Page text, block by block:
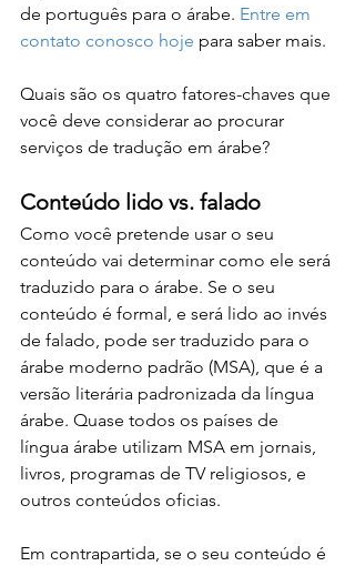
de português para o árabe. Entre em
contato conosco hoje para saber mais.
Quais são os quatro fatores-chaves que
você deve considerar ao procurar
serviços de tradução em árabe?
Conteúdo lido vs. falado
Como você pretende usar o seu
conteúdo vai determinar como ele será
traduzido para o árabe. Se o seu
conteúdo é formal, e será lido ao invés
de falado, pode ser traduzido para o
árabe moderno padrão (MSA), que é a
versão literária padronizada da língua
árabe. Quase todos os países de
língua árabe utilizam MSA em jornais,
livros, programas de TV religiosos, e
outros conteúdos oficias.
Em contrapartida, se o seu conteúdo é